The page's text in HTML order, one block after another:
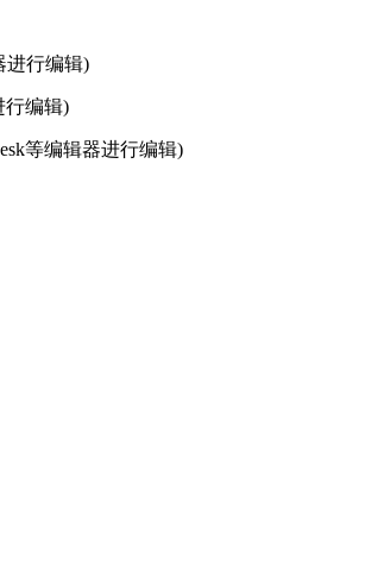
进行编辑)
行编辑)
等编辑器进行编辑)